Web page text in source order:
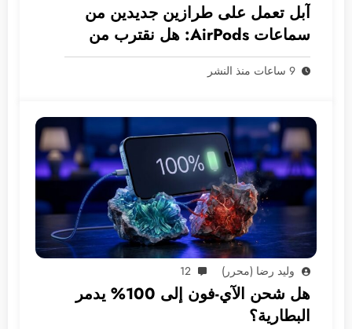
آبل تعمل على طرازين جديدين من
سماعات AirPods: هل نقترب من
عصر الكاميرات المدمجة؟
9 ساعات منذ النشر
وليد رضا (محرر) 12
هل شحن الآي-فون إلى 100% يدمر
البطارية؟